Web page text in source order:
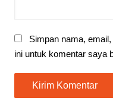
Simpan nama,
ini untuk komentar saya